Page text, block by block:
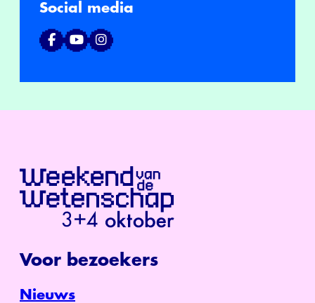
Social media
Voor bezoekers
Nieuws